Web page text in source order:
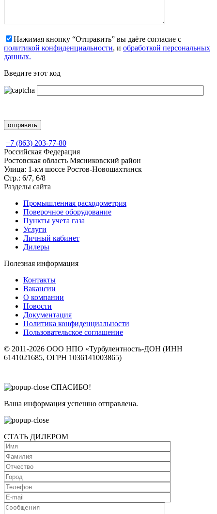
Нажимая кнопку “Отправить” вы даёте согласие с
политикой конфиденциальности, и обработкой персональных
данных.
Введите этот код
+7 (863) 203-77-80
Российская Федерация
Ростовская область Мясниковский район
Улица: 1-км шоссе Ростов-Новошахтинск
Стр.: 6/7, 6/8
Разделы сайта
Промышленная расходометрия
Поверочное оборудование
Пункты учета газа
Услуги
Личный кабинет
Дилеры
Полезная информация
Контакты
Вакансии
О компании
Новости
Документация
Политика конфиденциальности
Пользовательское соглашение
© 2011-2026 ООО НПО «Турбулентность-ДОН (ИНН
6141021685, ОГРН 1036141003865)
СПАСИБО!
Ваша информация успешно отправлена.
СТАТЬ ДИЛЕРОМ